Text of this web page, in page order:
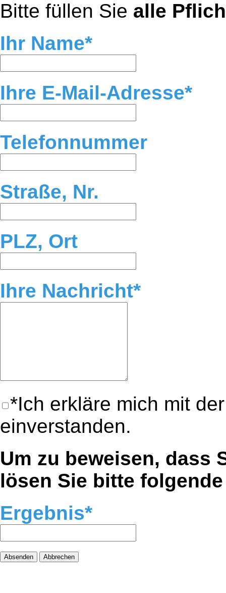
Bitte füllen Sie alle
Ihr Name
Ihre E-Mail-Adresse
Telefonnummer
Straße, Nr.
PLZ, Ort
Ihre Nachricht
Ich erkläre mich mit
einverstanden.
Um zu beweisen, dass
lösen Sie bitte
Ergebnis
Absenden Abbrechen